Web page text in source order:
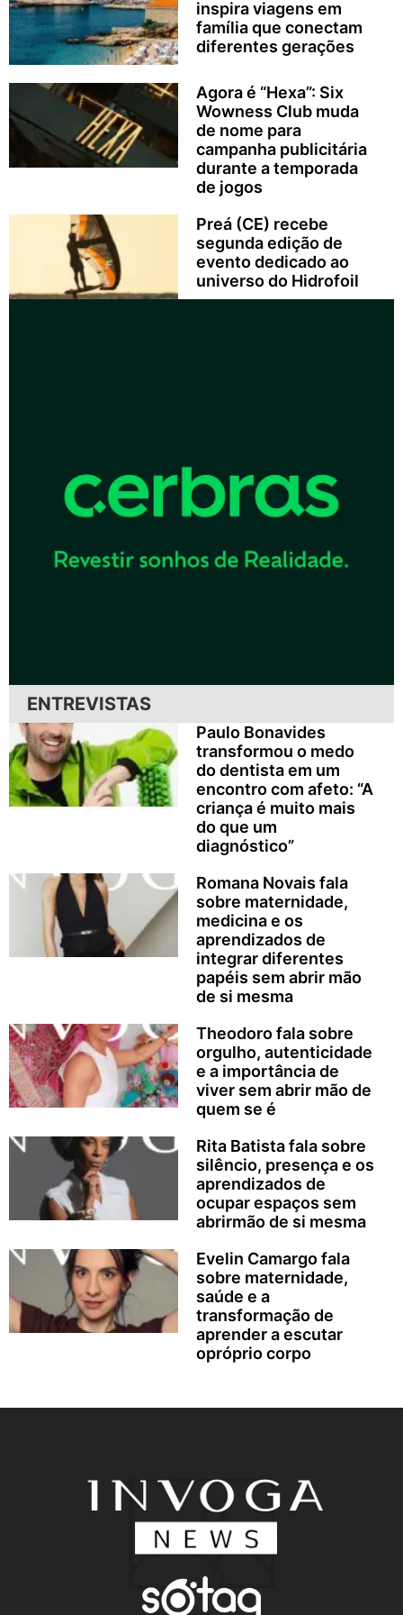
inspira viagens em
família que conectam
diferentes gerações
Agora é “Hexa”: Six
Wowness Club muda
de nome para
campanha publicitária
durante a temporada
de jogos
Preá (CE) recebe
segunda edição de
evento dedicado ao
universo do Hidrofoil
ENTREVISTAS
Paulo Bonavides
transformou o medo
do dentista em um
encontro com afeto: “A
criança é muito mais
do que um
diagnóstico”
Romana Novais fala
sobre maternidade,
medicina e os
aprendizados de
integrar diferentes
papéis sem abrir mão
de si mesma
Theodoro fala sobre
orgulho, autenticidade
e a importância de
viver sem abrir mão de
quem se é
Rita Batista fala sobre
silêncio, presença e os
aprendizados de
ocupar espaços sem
abrirmão de si mesma
Evelin Camargo fala
sobre maternidade,
saúde e a
transformação de
aprender a escutar
opróprio corpo